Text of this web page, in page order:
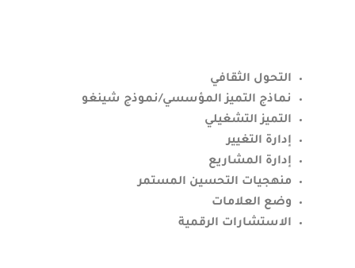
التحول الثقافي
نماذج التميز المؤسسي/نموذج شينغو
التميز التشغيلي
إدارة التغيير
إدارة المشاريع
منهجيات التحسين المستمر
وضع العلامات
الاستشارات الرقمية